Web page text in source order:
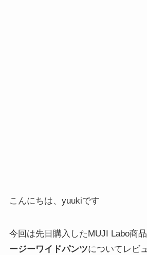
こんにちは、yuukiです
今回は先日購入したMUJI Labo商品
ージーワイドパンツについてレビ